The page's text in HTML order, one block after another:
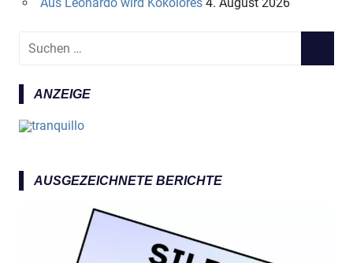
c
h
e
ANZEIGE
AUSGEZEICHNETE BERICHTE